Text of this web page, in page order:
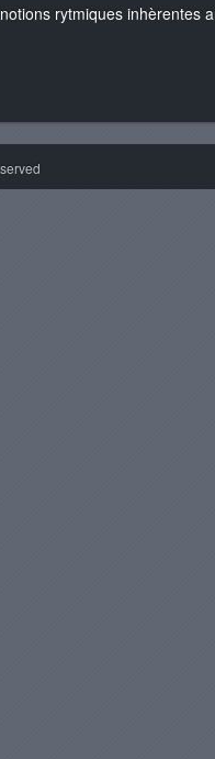
rytmiques inhèrentes